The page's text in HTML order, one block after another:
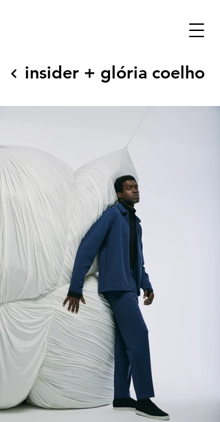
insider + glória coelho